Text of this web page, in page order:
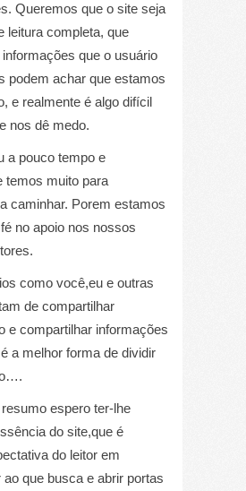
Queremos que o site seja
leitura completa, que
que o usuário
podem achar que estamos
e realmente é algo difícil
nos dê medo.
a pouco tempo e
temos muito para
caminhar. Porem estamos
no apoio nos nossos
como você,eu e outras
de compartilhar
e compartilhar informações
a melhor forma de dividir
espero ter-lhe
do site,que é
do leitor em
que busca e abrir portas